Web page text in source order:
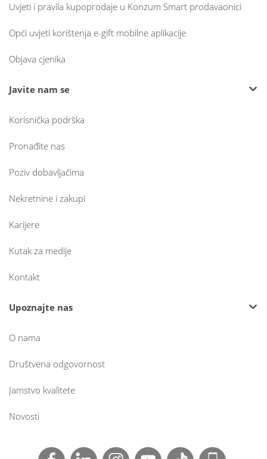
Uvjeti i pravila kupoprodaje u Konzum Smart prodavaonici
Opći uvjeti korištenja e-gift mobilne aplikacije
Objava cjenika
Javite nam se
Korisnička podrška
Pronađite nas
Poziv dobavljačima
Nekretnine i zakupi
Karijere
Kutak za medije
Kontakt
Upoznajte nas
O nama
Društvena odgovornost
Jamstvo kvalitete
Novosti